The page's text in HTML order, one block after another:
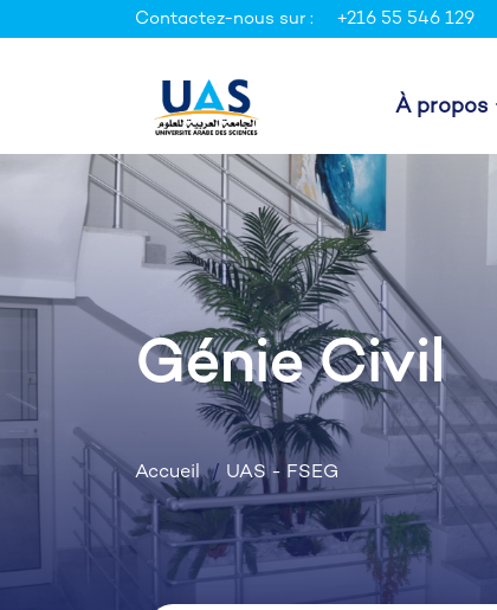
Contactez-nous sur : +216 55 546 129
À propos
Génie Civil
Accueil UAS - FSEG